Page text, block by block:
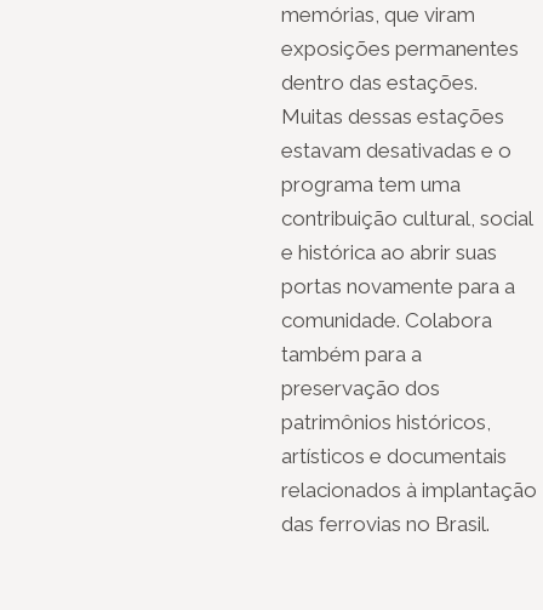
memórias, que viram
exposições permanentes
dentro das estações.
Muitas dessas estações
estavam desativadas e o
programa tem uma
contribuição cultural, social
e histórica ao abrir suas
portas novamente para a
comunidade. Colabora
também para a
preservação dos
patrimônios históricos,
artísticos e documentais
relacionados à implantação
das ferrovias no Brasil.